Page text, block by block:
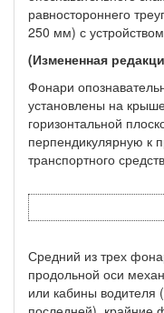
равностороннего
250 мм) с
(Измененная
Фонари
установлены на
горизонтальной
перпендикулярную к
транспортного
Средний из трех
продольной оси
или кабины